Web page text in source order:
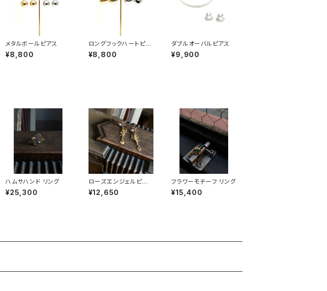
メタルボールピアス
¥8,800
ロングフックハートピア
ス
¥8,800
ダブルオーバルピアス
¥9,900
ハムサハンド リング
¥25,300
ローズエンジェルピア
ス
¥12,650
フラワーモチーフ リング
¥15,400